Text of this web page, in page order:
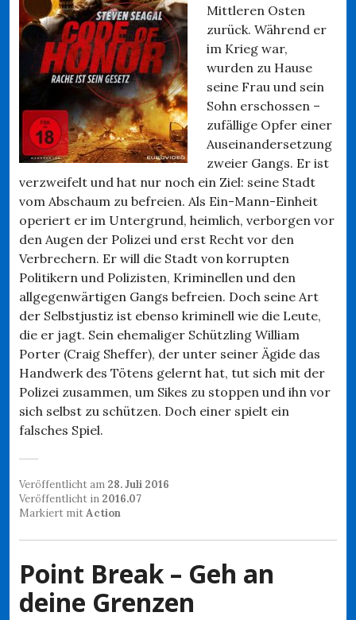
Mittleren Osten
zurück. Während er
im Krieg war,
wurden zu Hause
seine Frau und sein
Sohn erschossen –
zufällige Opfer einer
Auseinandersetzung
zweier Gangs. Er ist
verzweifelt und hat nur noch ein Ziel: seine Stadt
vom Abschaum zu befreien. Als Ein-Mann-Einheit
operiert er im Untergrund, heimlich, verborgen vor
den Augen der Polizei und erst Recht vor den
Verbrechern. Er will die Stadt von korrupten
Politikern und Polizisten, Kriminellen und den
allgegenwärtigen Gangs befreien. Doch seine Art
der Selbstjustiz ist ebenso kriminell wie die Leute,
die er jagt. Sein ehemaliger Schützling William
Porter (Craig Sheffer), der unter seiner Ägide das
Handwerk des Tötens gelernt hat, tut sich mit der
Polizei zusammen, um Sikes zu stoppen und ihn vor
sich selbst zu schützen. Doch einer spielt ein
falsches Spiel.
Veröffentlicht am 28. Juli 2016
Veröffentlicht in 2016.07
Markiert mitAction
Point Break – Geh an
deine Grenzen